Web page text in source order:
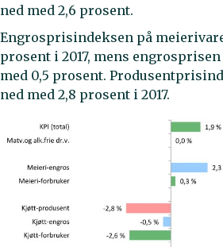
ned med 2,6 prosent.
Engrosprisindeksen på
prosent i 2017, mens
med 0,5 prosent.
ned med 2,8 prosent i 2017.